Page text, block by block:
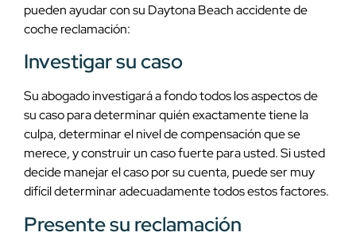
pueden ayudar con su Daytona Beach accidente de
coche reclamación:
Investigar su caso
Su abogado investigará a fondo todos los aspectos de
su caso para determinar quién exactamente tiene la
culpa, determinar el nivel de compensación que se
merece, y construir un caso fuerte para usted. Si usted
decide manejar el caso por su cuenta, puede ser muy
difícil determinar adecuadamente todos estos factores.
Presente su reclamación